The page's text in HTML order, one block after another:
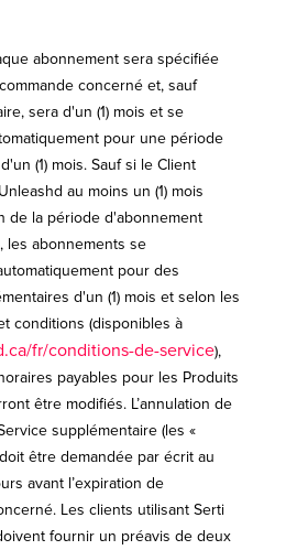
abonnement sera spécifiée
concerné et, sauf
sera d'un (1) mois et se
pour une période
(1) mois. Sauf si le Client
au moins un (1) mois
de la période d'abonnement
les abonnements se
pour des
d'un (1) mois et selon les
conditions (disponibles à
fr/conditions-de-service),
payables pour les Produits
être modifiés. L’annulation de
supplémentaire (les «
être demandée par écrit au
avant l’expiration de
Les clients utilisant Serti
fournir un préavis de deux